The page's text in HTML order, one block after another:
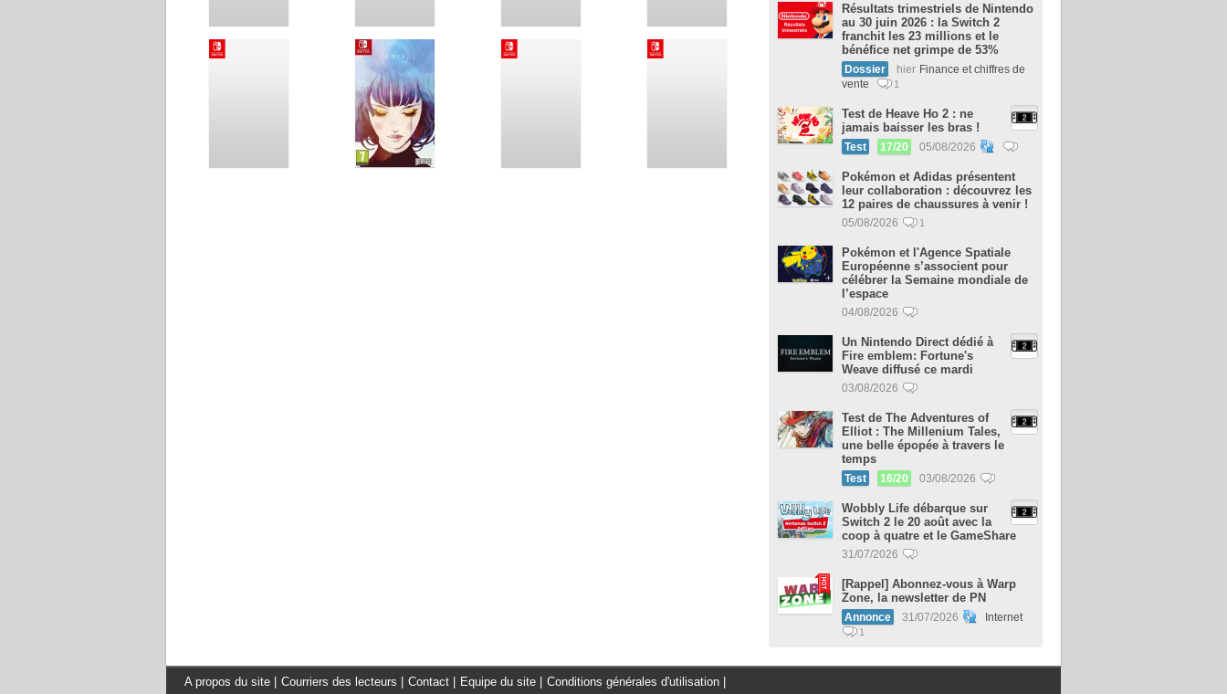
Résultats trimestriels de Nintendo
au 30 juin 2026 : la Switch 2
franchit les 23 millions et le
bénéfice net grimpe de 53%
Dossier hier Finance et chiffres de
vente
1
Test de Heave Ho 2 : ne
jamais baisser les bras !
Test 17/20 05/08/2026
Pokémon et Adidas présentent
leur collaboration : découvrez les
12 paires de chaussures à venir !
05/08/2026 1
Pokémon et l'Agence Spatiale
Européenne s’associent pour
célébrer la Semaine mondiale de
l’espace
04/08/2026
Un Nintendo Direct dédié à
Fire emblem: Fortune's
Weave diffusé ce mardi
03/08/2026
Test de The Adventures of
Elliot : The Millenium Tales,
une belle épopée à travers le
temps
Test 16/20 03/08/2026
Wobbly Life débarque sur
Switch 2 le 20 août avec la
coop à quatre et le GameShare
31/07/2026
[Rappel] Abonnez-vous à Warp
Zone, la newsletter de PN
Annonce 31/07/2026 Internet
1
A propos du site Courriers des lecteurs Contact Equipe du site Conditions générales d'utilisation